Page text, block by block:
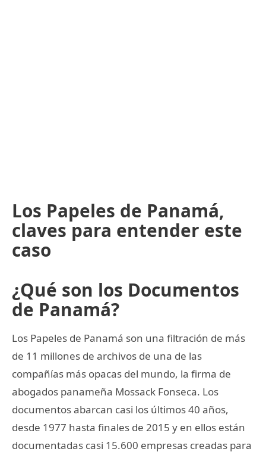
Los Papeles de Panamá,
claves para entender este
caso
¿Qué son los Documentos
de Panamá?
Los Papeles de Panamá son una filtración de más
de 11 millones de archivos de una de las
compañías más opacas del mundo, la firma de
abogados panameña Mossack Fonseca. Los
documentos abarcan casi los últimos 40 años,
desde 1977 hasta finales de 2015 y en ellos están
documentadas casi 15.600 empresas creadas para